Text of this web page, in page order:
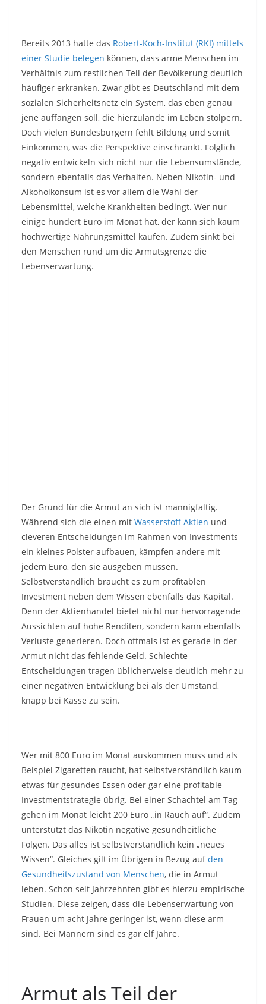
Bereits 2013 hatte das Robert-Koch-Institut (RKI) mittels
einer Studie belegen können, dass arme Menschen im
Verhältnis zum restlichen Teil der Bevölkerung deutlich
häufiger erkranken. Zwar gibt es Deutschland mit dem
sozialen Sicherheitsnetz ein System, das eben genau
jene auffangen soll, die hierzulande im Leben stolpern.
Doch vielen Bundesbürgern fehlt Bildung und somit
Einkommen, was die Perspektive einschränkt. Folglich
negativ entwickeln sich nicht nur die Lebensumstände,
sondern ebenfalls das Verhalten. Neben Nikotin- und
Alkoholkonsum ist es vor allem die Wahl der
Lebensmittel, welche Krankheiten bedingt. Wer nur
einige hundert Euro im Monat hat, der kann sich kaum
hochwertige Nahrungsmittel kaufen. Zudem sinkt bei
den Menschen rund um die Armutsgrenze die
Lebenserwartung.
Der Grund für die Armut an sich ist mannigfaltig.
Während sich die einen mit Wasserstoff Aktien und
cleveren Entscheidungen im Rahmen von Investments
ein kleines Polster aufbauen, kämpfen andere mit
jedem Euro, den sie ausgeben müssen.
Selbstverständlich braucht es zum profitablen
Investment neben dem Wissen ebenfalls das Kapital.
Denn der Aktienhandel bietet nicht nur hervorragende
Aussichten auf hohe Renditen, sondern kann ebenfalls
Verluste generieren. Doch oftmals ist es gerade in der
Armut nicht das fehlende Geld. Schlechte
Entscheidungen tragen üblicherweise deutlich mehr zu
einer negativen Entwicklung bei als der Umstand,
knapp bei Kasse zu sein.
Wer mit 800 Euro im Monat auskommen muss und als
Beispiel Zigaretten raucht, hat selbstverständlich kaum
etwas für gesundes Essen oder gar eine profitable
Investmentstrategie übrig. Bei einer Schachtel am Tag
gehen im Monat leicht 200 Euro „in Rauch auf“. Zudem
unterstützt das Nikotin negative gesundheitliche
Folgen. Das alles ist selbstverständlich kein „neues
Wissen“. Gleiches gilt im Übrigen in Bezug aufden
Gesundheitszustand von Menschen, die in Armut
leben. Schon seit Jahrzehnten gibt es hierzu empirische
Studien. Diese zeigen, dass die Lebenserwartung von
Frauen um acht Jahre geringer ist, wenn diese arm
sind. Bei Männern sind es gar elf Jahre.
Armut als Teil der